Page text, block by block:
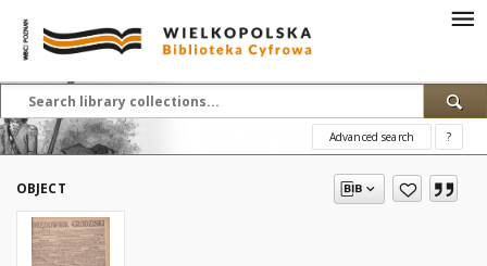
Advanced search ?
OBJECT